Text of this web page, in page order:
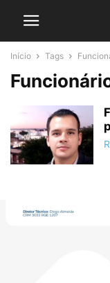
Início Tags